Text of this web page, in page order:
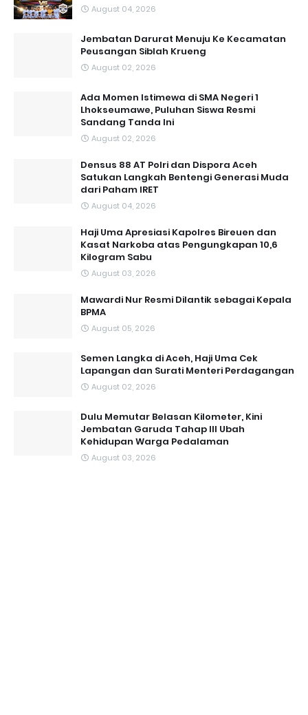
August 04, 2026
Jembatan Darurat Menuju Ke Kecamatan
Peusangan Siblah Krueng
August 02, 2026
Ada Momen Istimewa di SMA Negeri 1
Lhokseumawe, Puluhan Siswa Resmi
Sandang Tanda Ini
August 02, 2026
Densus 88 AT Polri dan Dispora Aceh
Satukan Langkah Bentengi Generasi Muda
dari Paham IRET
August 04, 2026
Haji Uma Apresiasi Kapolres Bireuen dan
Kasat Narkoba atas Pengungkapan 10,6
Kilogram Sabu
August 03, 2026
Mawardi Nur Resmi Dilantik sebagai Kepala
BPMA
August 05, 2026
Semen Langka di Aceh, Haji Uma Cek
Lapangan dan Surati Menteri Perdagangan
August 02, 2026
Dulu Memutar Belasan Kilometer, Kini
Jembatan Garuda Tahap III Ubah
Kehidupan Warga Pedalaman ‎
August 03, 2026